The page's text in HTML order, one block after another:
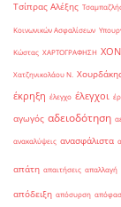
Τσίπρας Αλέξης
Κοινωνικών Ασφαλίσεων
Κώστας ΧΑΡΤΟΓΡΑΦΗΣΗ
Χατζηνικολάου Ν.
έκρηξη έλεγχο έλεγχοι
αγωγός αδειοδότηση
ανακαλύψεις ανασφάλιστα
απάτη απαιτήσεις απαλλαγή
απόδειξη απόσυρση